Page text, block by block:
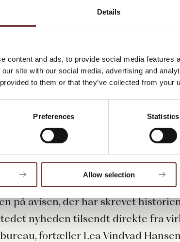
Details
content and ads, to provide social media features
site with our social media, advertising and
to them or that they’ve collected from your
Preferences Statistics
Allow selection
selvrosende superlativer, der
med tallene i regnskabet.
er fakta, er det nemlig ikke
af dem er det samme.
finanskrisen blev
sin kritiske sans. Det skyldtes
hverken havde
tallene efter i sømmene:
en nyhed i eksempelvis
på avisen, der har skrevet
nyheden tilsendt direkte fra
fortæller Lea Vindvad